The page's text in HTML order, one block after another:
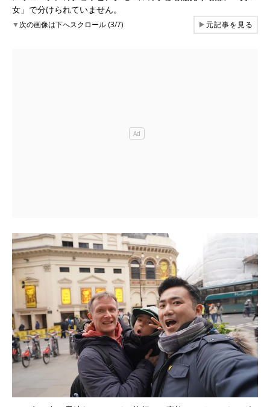
女」で分けられていません。
▼次の画像は下へスクロール (3/7) ▶元記事を見る